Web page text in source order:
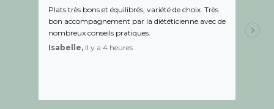
Plats très bons et équilibrés, variété de choix. Très
bon accompagnement par la diététicienne avec de
nombreux conseils pratiques.
Isabelle, Il y a 4 heures
de l
aidé